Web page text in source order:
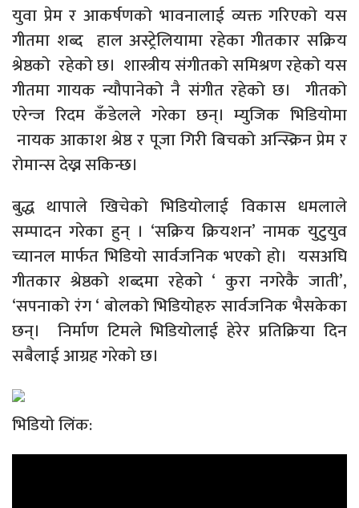
युवा प्रेम र आकर्षणको भावनालाई व्यक्त गरिएको यस
गीतमा शब्द हाल अस्ट्रेलियामा रहेका गीतकार सक्रिय
श्रेष्ठको रहेको छ। शास्त्रीय संगीतको समिश्रण रहेको यस
गीतमा गायक न्यौपानेको नै संगीत रहेको छ। गीतको
एरेन्ज रिदम कँडेलले गरेका छन्। म्युजिक भिडियोमा
नायक आकाश श्रेष्ठ र पूजा गिरी बिचको अन्स्क्रिन प्रेम र
रोमान्स देख्न सकिन्छ।
बुद्ध थापाले खिचेको भिडियोलाई विकास धमलाले
सम्पादन गरेका हुन् । ‘सक्रिय क्रियशन’ नामक युटुयुव
च्यानल मार्फत भिडियो सार्वजनिक भएको हो। यसअघि
गीतकार श्रेष्ठको शब्दमा रहेको ‘ कुरा नगरेकै जाती’,
‘सपनाको रंग ‘ बोलको भिडियोहरु सार्वजनिक भैसकेका
छन्। निर्माण टिमले भिडियोलाई हेरेर प्रतिक्रिया दिन
सबैलाई आग्रह गरेको छ।
भिडियो लिंक: